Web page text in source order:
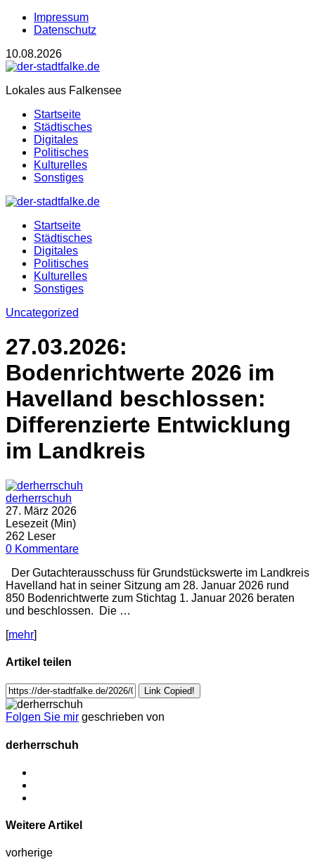
Impressum
Datenschutz
10.08.2026
Lokales aus Falkensee
Startseite
Städtisches
Digitales
Politisches
Kulturelles
Sonstiges
Startseite
Städtisches
Digitales
Politisches
Kulturelles
Sonstiges
Uncategorized
27.03.2026:
Bodenrichtwerte 2026 im
Havelland beschlossen:
Differenzierte Entwicklung
im Landkreis
derherrschuh
27. März 2026
Lesezeit (Min)
262 Leser
0 Kommentare
Der Gutachterausschuss für Grundstückswerte im Landkreis
Havelland hat in seiner Sitzung am 28. Januar 2026 rund
850 Bodenrichtwerte zum Stichtag 1. Januar 2026 beraten
und beschlossen. Die …
[mehr]
Artikel teilen
Link Copied!
Folgen Sie mir geschrieben von
derherrschuh
Weitere Artikel
vorherige